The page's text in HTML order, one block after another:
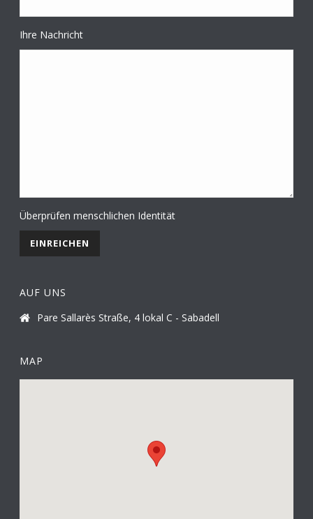
Ihre Nachricht
Überprüfen menschlichen Identität
AUF UNS
Pare Sallarès Straße, 4 lokal C - Sabadell
MAP